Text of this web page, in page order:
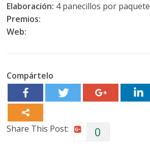
Elaboración: 4 panecillos por paquete
Premios:
Web:
Compártelo
Share This Post: 0